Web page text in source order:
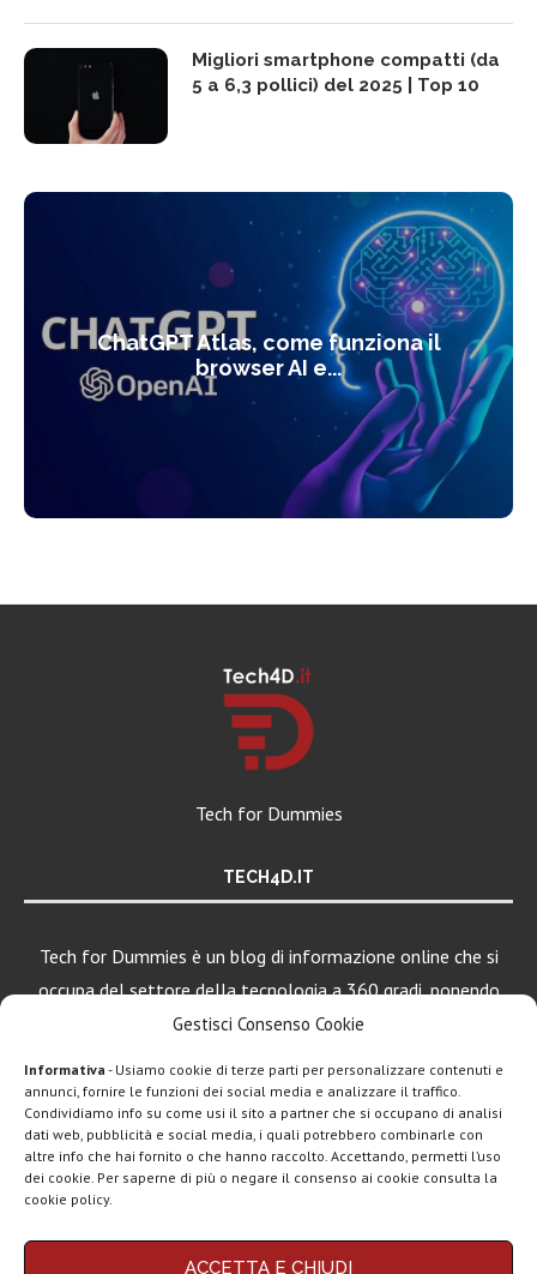
Gestisci Consenso Cookie
Informativa - Usiamo cookie di terze parti per personalizzare contenuti e
annunci, fornire le funzioni dei social media e analizzare il traffico.
Condividiamo info su come usi il sito a partner che si occupano di analisi
dati web, pubblicità e social media, i quali potrebbero combinarle con
altre info che hai fornito o che hanno raccolto. Accettando, permetti l’uso
dei cookie. Per saperne di più o negare il consenso ai cookie consulta la
cookie policy.
ACCETTA E CHIUDI
Migliori smartphone compatti (da
5 a 6,3 pollici) del 2025 | Top 10
ChatGPT Atlas, come funziona il
browser AI e...
Tech for Dummies
TECH4D.IT
Tech for Dummies è un blog di informazione online che si
occupa del settore della tecnologia a 360 gradi, ponendo
una particolare attenzione al mondo Android, Apple e
Chi siamo Contatti Disclaimer Privacy policy
LEGGI ANCHE
Motorola rinnova